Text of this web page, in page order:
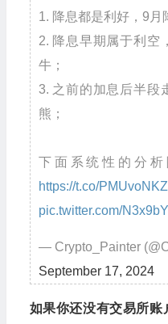
1. 降息都是利好，9月
2. 降息早期属于利空
牛；
3. 之前的加息后半段
熊；
下面系统性的分
https://t.co/
pic.twitter.com/
— Crypto_Painter
September 17, 2024
如果你还没有交易所